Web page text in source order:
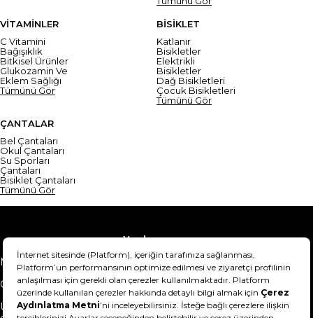
VİTAMİNLER
C Vitamini
Bağışıklık
Bitkisel Ürünler
Glukozamin Ve
Eklem Sağlığı
Tümünü Gör
BİSİKLET
Katlanır
Bisikletler
Elektrikli
Bisikletler
Dağ Bisikletleri
Çocuk Bisikletleri
Tümünü Gör
ÇANTALAR
Bel Çantaları
Okul Çantaları
Su Sporları
Çantaları
Bisiklet Çantaları
Tümünü Gör
Yardım
Mesafeli Satış Sözleşmesi
Teslimat Bilgisi
Gizlilik Sözleşmesi
Şartlar & Koşullar
Ürünümü nasıl iade
Hakkımızda